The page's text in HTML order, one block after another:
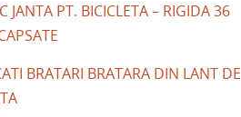
JANTA PT. BICICLETA – RIGIDA 36
BRATARI BRATARA DIN LANT DE